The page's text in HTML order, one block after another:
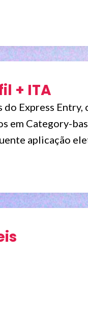
+ ITA
Express
em Category-
aplicação